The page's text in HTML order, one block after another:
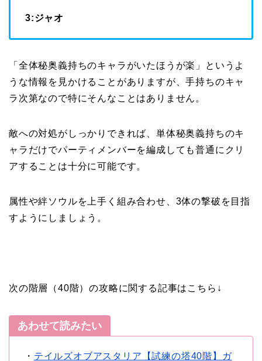
3:ジャオ
「全体秘奥義持ちのキャラがいたほうが楽」というよ
うな情報を見かけることがありますが、手持ちのキャ
ラ次第なので特にそんなことはありません。
敵への対処がしっかりできれば、単体秘奥義持ちのキ
ャラだけでパーティメンバーを編成しても普通にクリ
アすることは十分に可能です。
属性や絆ソウルを上手く組み合わせ、3体の撃破を目指
すようにしましょう。
次の階層（40階）の攻略に関する記事はこちら↓
あわせて読みたい
・ テイルズオブアスタリア【試練の塔40階】ガ